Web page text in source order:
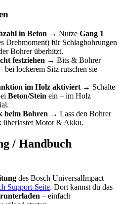
in Beton → Nutze Gang 1
Drehmoment) für Schlagbohrungen
Bohrer überhitzt.
festziehen → Bits & Bohrer
bei lockerem Sitz rutschen sie
im Holz aktiviert → Schalte
Beton/Stein ein – im Holz
beim Bohren → Lass den Bohrer
überlastet Motor & Akku.
/ Handbuch
des Bosch UniversalImpact
Support-Seite. Dort kannst du das
– einfach